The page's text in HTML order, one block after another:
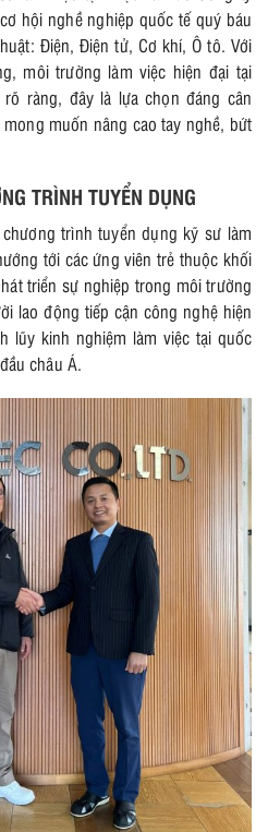
hội nghề nghiệp quốc tế quý báu
Điện, Điện tử, Cơ khí, Ô tô. Với
môi trường làm việc hiện đại tại
ràng, đây là lựa chọn đáng cân
muốn nâng cao tay nghề, bứt
TRÌNH TUYỂN DỤNG
trình tuyển dụng kỹ sư làm
tới các ứng viên trẻ thuộc khối
triển sự nghiệp trong môi trường
lao động tiếp cận công nghệ hiện
lũy kinh nghiệm làm việc tại quốc
châu Á.